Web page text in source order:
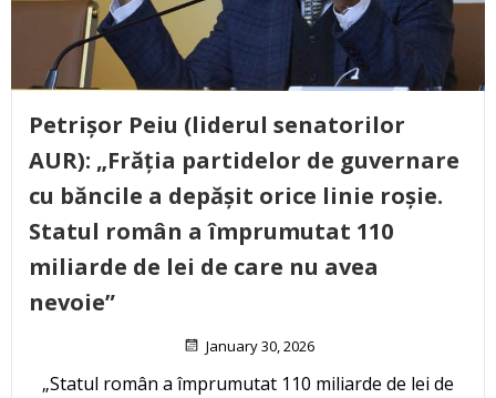
Petrișor Peiu (liderul senatorilor
AUR): „Frăția partidelor de guvernare
cu băncile a depășit orice linie roșie.
Statul român a împrumutat 110
miliarde de lei de care nu avea
nevoie”
January 30, 2026
„Statul român a împrumutat 110 miliarde de lei de